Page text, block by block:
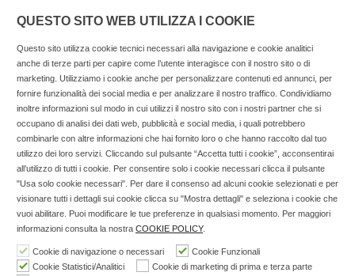
Copyright © 2025 SOCIALFARMA - La piattaforma web per i
professionisti della farmacia. Tutti i diritti riservati.
Socialfarma.it è un marchio di Sanità S.r.l. Largo San
Francesco, 19 - 73041 Carmiano (LE) - Tel: 0832.093720 Cell:
3276346536 Cell: 3297281965 - P.iva: 04571460759 - Rea: LE-
302152 Iscritta al n° 1 del Registro della Stampa del Tribunale
di Lecce il 15/01/2015.
Nell'anno 2018 sono stati erogati €3.147,62 da Invitalia a saldo
QUESTO SITO WEB UTILIZZA I COOKIE
Questo sito utilizza cookie tecnici necessari alla navigazione e cookie analitici
anche di terze parti per capire come l’utente interagisce con il nostro sito o di
marketing. Utilizziamo i cookie anche per personalizzare contenuti ed annunci, per
fornire funzionalità dei social media e per analizzare il nostro traffico. Condividiamo
inoltre informazioni sul modo in cui utilizzi il nostro sito con i nostri partner che si
occupano di analisi dei dati web, pubblicità e social media, i quali potrebbero
combinarle con altre informazioni che hai fornito loro o che hanno raccolto dal tuo
utilizzo dei loro servizi. Cliccando sul pulsante “Accetta tutti i cookie”, acconsentirai
all’utilizzo di tutti i cookie. Per consentire solo i cookie necessari clicca il pulsante
"Usa solo cookie necessari". Per dare il consenso ad alcuni cookie selezionati e per
visionare tutti i dettagli sui cookie clicca su "Mostra dettagli" e seleziona i cookie che
vuoi abilitare. Puoi modificare le tue preferenze in qualsiasi momento. Per maggiori
informazioni consulta la nostra COOKIE POLICY.
Cookie di navigazione o necessari
Cookie Funzionali
Cookie Statistici/Analitici
Cookie di marketing di prima e terza parte